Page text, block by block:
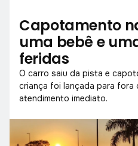
Capotamento
uma bebê e
feridas
O carro saiu da pista e
criança foi lançada para fora
atendimento imediato.